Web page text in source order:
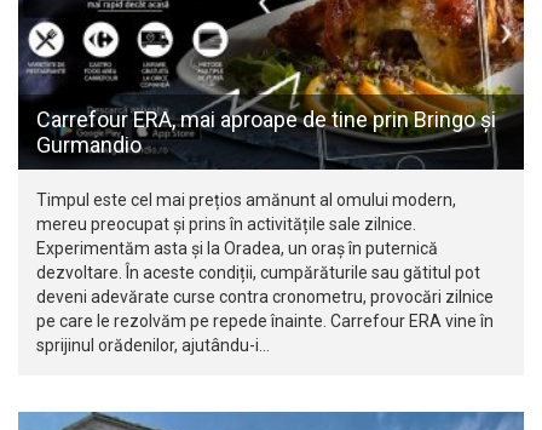
Carrefour ERA, mai aproape de tine prin Bringo și
Gurmandio
Timpul este cel mai prețios amănunt al omului modern,
mereu preocupat și prins în activitățile sale zilnice.
Experimentăm asta și la Oradea, un oraș în puternică
dezvoltare. În aceste condiții, cumpărăturile sau gătitul pot
deveni adevărate curse contra cronometru, provocări zilnice
pe care le rezolvăm pe repede înainte. Carrefour ERA vine în
sprijinul orădenilor, ajutându-i…